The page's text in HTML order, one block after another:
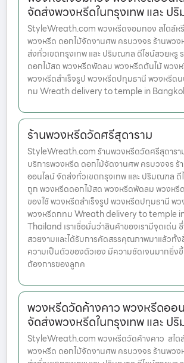
จัดส่งพวงหรีดในกรุงเทพ และ ป
StyleWreath.com พวงหรีดจอมทอง สไตล์ห
พวงหรีด ดอกไม้จัดงานศพ ครบวงจร ร้านพวง
ส่งทั่วเขตกรุงเทพ และ ปริมณฑล ดีไซน์สวยหรู
ดอกไม้สด พวงหรีดพัดลม พวงหรีดต้นไม้ พวง
พวงหรีดสำเร็จรูป พวงหรีดปทุมธานี พวงหรีด
ทม Wreath delivery to temple in
ร้านพวงหรีดวัดศรีสุดาราม
StyleWreath.com ร้านพวงหรีดวัดศรีสุดารา
บริการพวงหรีด ดอกไม้จัดงานศพ ครบวงจร ร้
ออนไลน์ จัดส่งทั่วเขตกรุงเทพ และ ปริมณฑล ดี
ถูก พวงหรีดดอกไม้สด พวงหรีดพัดลม พวงหรี
ของใช้ พวงหรีดสำเร็จรูป พวงหรีดปทุมธานี พ
พวงหรีดกทม Wreath delivery to temple
Thailand เราเชื่อมั่นว่าสินค้าของเรามีจุดเด่น
สวยงามและได้รับการคัดสรรคุณภาพมาแล้วทั้
ความเป็นตัวของตัวเอง มีความชัดเจนมากยิ่ง
ต้องการของลูกค
พวงหรีดวัดค้างคาว พวงหรีดออ
จัดส่งพวงหรีดในกรุงเทพ และ ป
StyleWreath.com พวงหรีดวัดค้างคาว สไต
พวงหรีด ดอกไม้จัดงานศพ ครบวงจร ร้านพวง